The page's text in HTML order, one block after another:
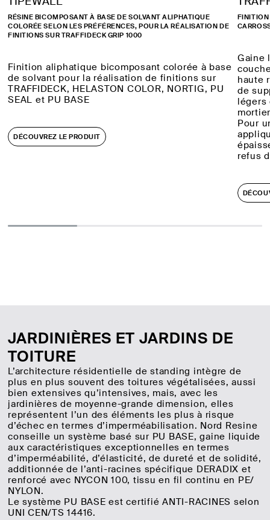
RÉSINE BICOMPOSANT À BASE DE SOLVANT ALIPHATIQUE
COLORÉE SELON LES PRÉFÉRENCES, POUR LA RÉALISATION DE
FINITIONS SUR TRAFFIDECK GRIP 1000
Finition aliphatique bicomposant colorée à base
de solvant pour la réalisation de finitions sur
TRAFFIDECK, HELASTON COLOR, NORTIG, PU
SEAL et PU BASE
DÉCOUVREZ LE PRODUIT
FINITION
Gaine
haute
de
légers
Pour
refus
JARDINIÈRES ET JARDINS DE
TOITURE
L’architecture résidentielle de standing intègre de
plus en plus souvent des toitures végétalisées, aussi
bien extensives qu’intensives, mais, avec les
jardinières de moyenne-grande dimension, elles
représentent l’un des éléments les plus à risque
d’échec en termes d’imperméabilisation. Nord Resine
conseille un système basé sur PU BASE, gaine liquide
aux caractéristiques exceptionnelles en termes
d’imperméabilité, d’élasticité, de dureté et de solidité,
additionnée de l’anti-racines spécifique DERADIX et
renforcé avec NYCON 100, tissu en fil continu en PE/
NYLON.
Le système PU BASE est certifié ANTI-RACINES selon
UNI CEN/TS 14416.